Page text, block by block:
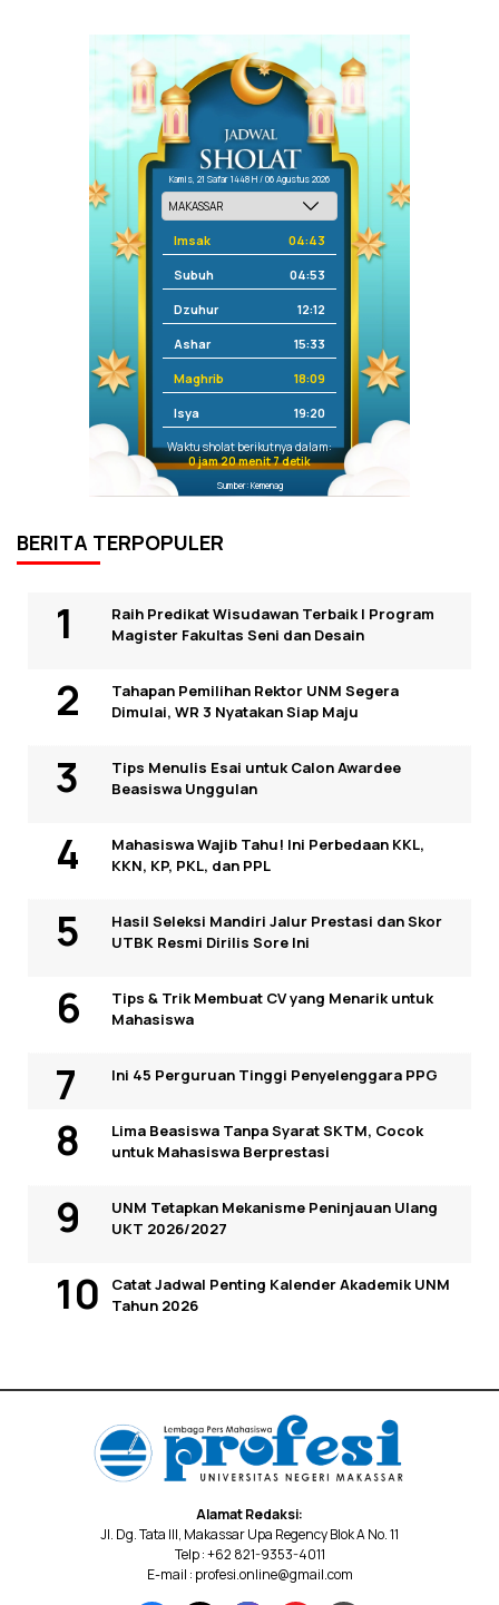
Kamis, 21 Safar 1448 H / 06 Agustus 2026
Imsak 04:43
Subuh 04:53
Dzuhur 12:12
Ashar 15:33
Maghrib 18:09
Isya 19:20
Waktu sholat berikutnya dalam:
0 jam 20 menit 6 detik
Sumber: Kemenag
BERITA TERPOPULER
Raih Predikat Wisudawan Terbaik I Program
Magister Fakultas Seni dan Desain
Tahapan Pemilihan Rektor UNM Segera
Dimulai, WR 3 Nyatakan Siap Maju
Tips Menulis Esai untuk Calon Awardee
Beasiswa Unggulan
Mahasiswa Wajib Tahu! Ini Perbedaan KKL,
KKN, KP, PKL, dan PPL
Hasil Seleksi Mandiri Jalur Prestasi dan Skor
UTBK Resmi Dirilis Sore Ini
Tips & Trik Membuat CV yang Menarik untuk
Mahasiswa
Ini 45 Perguruan Tinggi Penyelenggara PPG
Lima Beasiswa Tanpa Syarat SKTM, Cocok
untuk Mahasiswa Berprestasi
UNM Tetapkan Mekanisme Peninjauan Ulang
UKT 2026/2027
Catat Jadwal Penting Kalender Akademik UNM
Tahun 2026
Alamat Redaksi:
Jl. Dg. Tata III, Makassar Upa Regency Blok A No. 11
Telp : +62 821-9353-4011
E-mail : profesi.online@gmail.com